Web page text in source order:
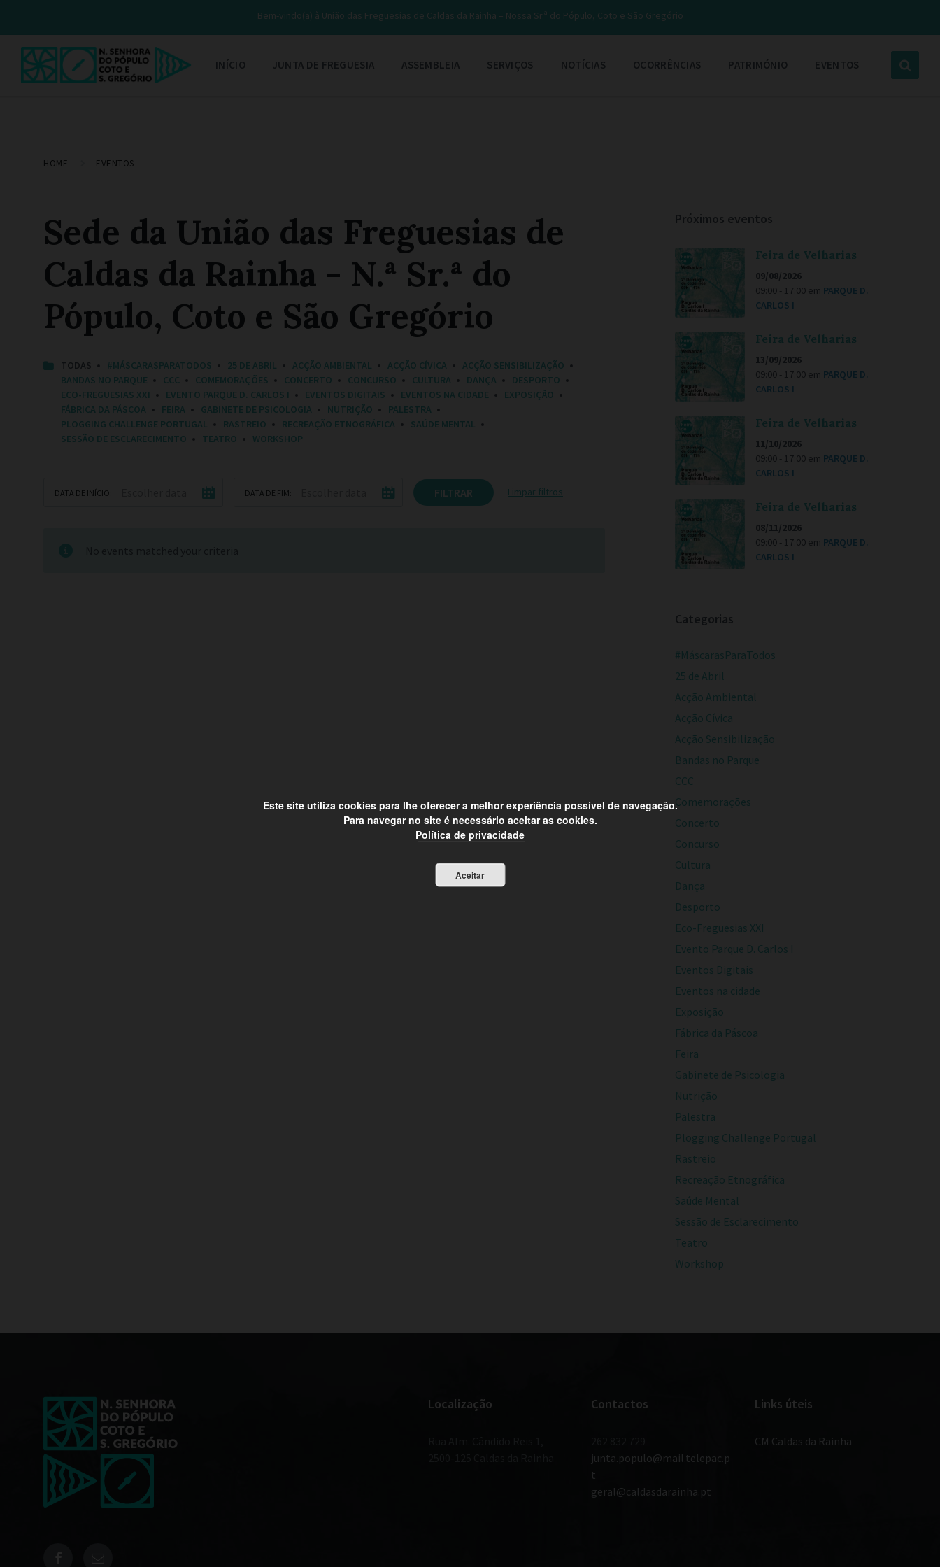
Bem-vindo(a) à União das Freguesias de Caldas da Rainha – Nossa Sr.ª do Pópulo, Coto e São Gregório
INÍCIO JUNTA DE FREGUESIA ASSEMBLEIA SERVIÇOS NOTÍCIAS OCORRÊNCIAS PATRIMÓNIO EVENTOS
HOME EVENTOS
Sede da União das Freguesias de
Caldas da Rainha - N.ª Sr.ª do
Pópulo, Coto e São Gregório
C
TODAS #MÁSCARASPARATODOS 25 DE ABRIL ACÇÃO AMBIENTAL ACÇÃO CÍVICA
ACÇÃO SENSIBILIZAÇÃO
BANDAS NO PARQUE
CCC COMEMORAÇÕES CONCERTO CONCURSO CULTURA DANÇA
DESPORTO
ECO-FREGUESIAS XXI
EVENTO PARQUE D. CARLOS I EVENTOS DIGITAIS EVENTOS NA CIDADE
EXPOSIÇÃO
FÁBRICA DA PÁSCOA
FEIRA GABINETE DE PSICOLOGIA NUTRIÇÃO
PALESTRA
PLOGGING CHALLENGE PORTUGAL
RASTREIO RECREAÇÃO ETNOGRÁFICA
SAÚDE MENTAL
SESSÃO DE ESCLARECIMENTO
TEATRO WORKSHOP
DATA DE INÍCIO: DATA DE FIM: FILTRAR Limpar filtros
Próximos eventos
Feira de Velharias
09/08/2026
09:00 - 17:00 em PARQUE D.
CARLOS I
Feira de Velharias
13/09/2026
09:00 - 17:00 em PARQUE D.
CARLOS I
Feira de Velharias
11/10/2026
09:00 - 17:00 em PARQUE D.
CARLOS I
Feira de Velharias
08/11/2026
09:00 - 17:00 em PARQUE D.
CARLOS I
Categorias
#MáscarasParaTodos
25 de Abril
Acção Ambiental
Acção Cívica
Acção Sensibilização
Bandas no Parque
CCC
Comemorações
Concerto
Concurso
Cultura
Dança
Desporto
Eco-Freguesias XXI
Evento Parque D. Carlos I
Eventos Digitais
Eventos na cidade
Exposição
Fábrica da Páscoa
Feira
Gabinete de Psicologia
Nutrição
Palestra
Plogging Challenge Portugal
Rastreio
Recreação Etnográfica
Saúde Mental
Sessão de Esclarecimento
Teatro
Workshop
Localização Contactos
junta.populo@mail.telepac.p
t
geral@caldasdarainha.pt
Links úteis
CM Caldas da Rainha
Este site utiliza cookies para lhe oferecer a melhor experiência possível de navegação.
Para navegar no site é necessário aceitar as cookies.
Política de privacidade
Aceitar